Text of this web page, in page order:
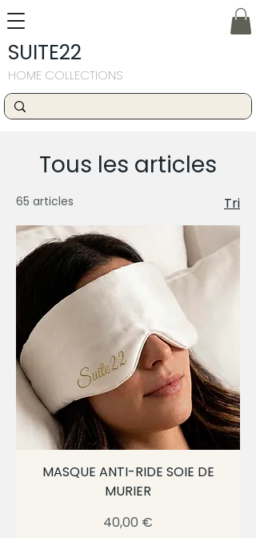
SUITE22
HOME COLLECTIONS
Tous les articles
65 articles Tri
MASQUE ANTI-RIDE SOIE DE
MURIER
Prix
40,00 €